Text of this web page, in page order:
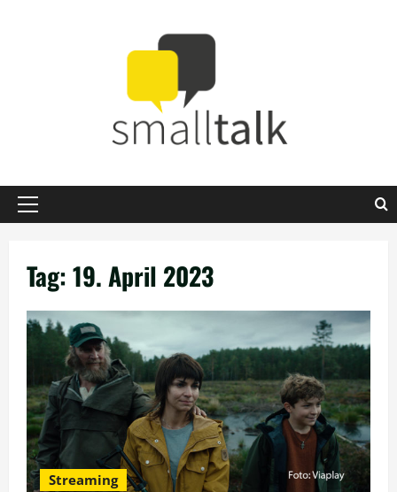
Primäres
Tag:19. April 2023
Streaming